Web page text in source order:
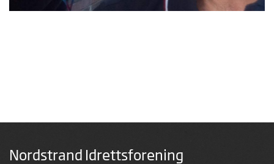
Nordstrand Idrettsforening